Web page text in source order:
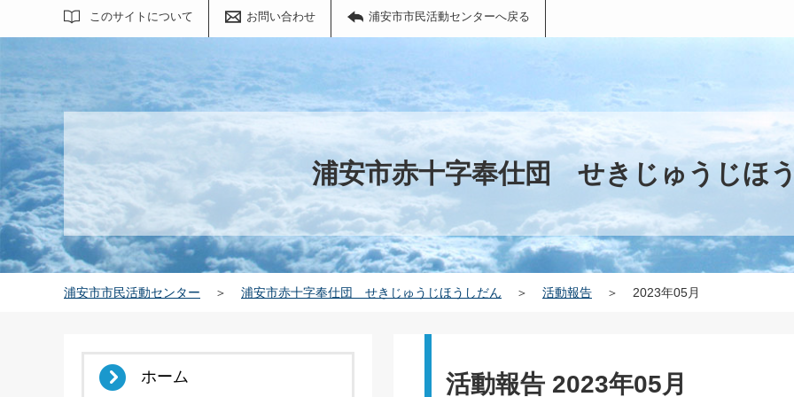
このサイトについて お問い合わせ 浦安市市民活動センターへ戻る
サイト内検索
浦安市赤十字奉仕団 せきじゅうじほ
浦安市市民活動センター ＞ 浦安市赤十字奉仕団 せきじゅうじほうしだん ＞ 活動報告 ＞ 2023年05月
活動報告 2023年05月
ホーム